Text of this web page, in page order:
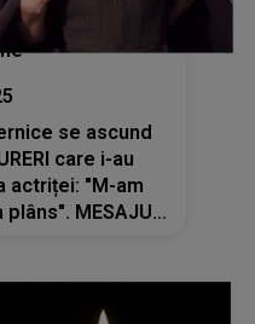
se ascund
care i-au
actriței: "M-am
MESAJUL